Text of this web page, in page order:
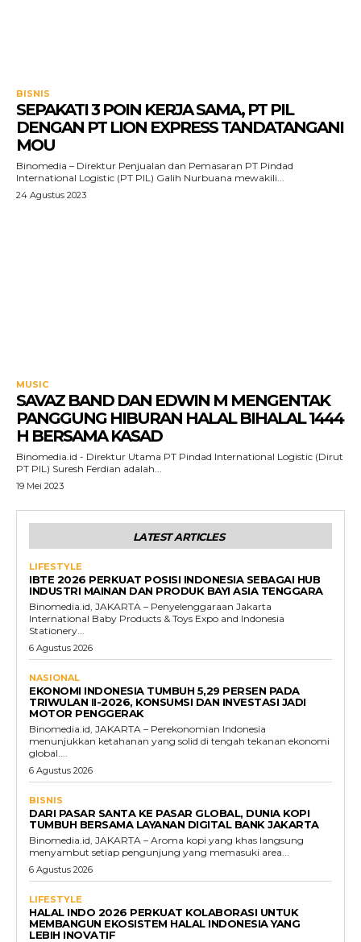
BISNIS
SEPAKATI 3 POIN KERJA SAMA, PT PIL
DENGAN PT LION EXPRESS TANDATANGANI
MOU
Binomedia – Direktur Penjualan dan Pemasaran PT Pindad
International Logistic (PT PIL) Galih Nurbuana mewakili...
24 Agustus 2023
MUSIC
SAVAZ BAND DAN EDWIN M MENGENTAK
PANGGUNG HIBURAN HALAL BIHALAL 1444
H BERSAMA KASAD
Binomedia.id - Direktur Utama PT Pindad International Logistic (Dirut
PT PIL) Suresh Ferdian adalah...
19 Mei 2023
LATEST ARTICLES
LIFESTYLE
IBTE 2026 PERKUAT POSISI INDONESIA SEBAGAI HUB
INDUSTRI MAINAN DAN PRODUK BAYI ASIA TENGGARA
Binomedia.id, JAKARTA – Penyelenggaraan Jakarta
International Baby Products & Toys Expo and Indonesia
Stationery...
6 Agustus 2026
NASIONAL
EKONOMI INDONESIA TUMBUH 5,29 PERSEN PADA
TRIWULAN II-2026, KONSUMSI DAN INVESTASI JADI
MOTOR PENGGERAK
Binomedia.id, JAKARTA – Perekonomian Indonesia
menunjukkan ketahanan yang solid di tengah tekanan ekonomi
global....
6 Agustus 2026
BISNIS
DARI PASAR SANTA KE PASAR GLOBAL, DUNIA KOPI
TUMBUH BERSAMA LAYANAN DIGITAL BANK JAKARTA
Binomedia.id, JAKARTA – Aroma kopi yang khas langsung
menyambut setiap pengunjung yang memasuki area...
6 Agustus 2026
LIFESTYLE
HALAL INDO 2026 PERKUAT KOLABORASI UNTUK
MEMBANGUN EKOSISTEM HALAL INDONESIA YANG
LEBIH INOVATIF